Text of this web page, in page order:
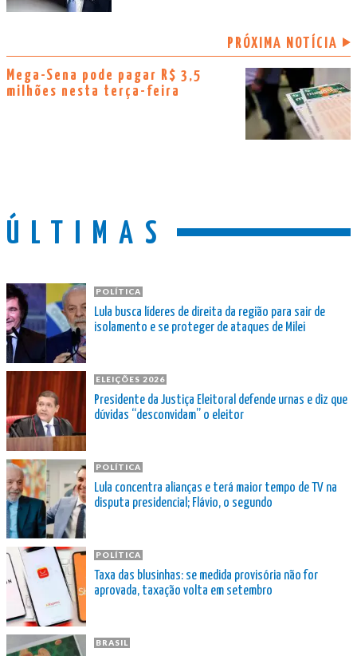
PRÓXIMA NOTÍCIA
Mega-Sena pode pagar R$ 3,5
milhões nesta terça-feira
ÚLTIMAS
POLÍTICA
Lula busca líderes de direita da região para sair de
isolamento e se proteger de ataques de Milei
ELEIÇÕES 2026
Presidente da Justiça Eleitoral defende urnas e diz que
dúvidas “desconvidam” o eleitor
POLÍTICA
Lula concentra alianças e terá maior tempo de TV na
disputa presidencial; Flávio, o segundo
POLÍTICA
Taxa das blusinhas: se medida provisória não for
aprovada, taxação volta em setembro
BRASIL